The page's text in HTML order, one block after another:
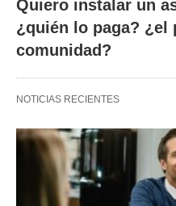
Quiero instalar un
¿quién lo paga? ¿el
comunidad?
NOTICIAS RECIENTES